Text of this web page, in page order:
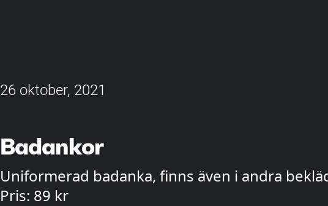
26 oktober, 2021
Badankor
Uniformerad badanka, finns även i andra
Pris: 89 kr